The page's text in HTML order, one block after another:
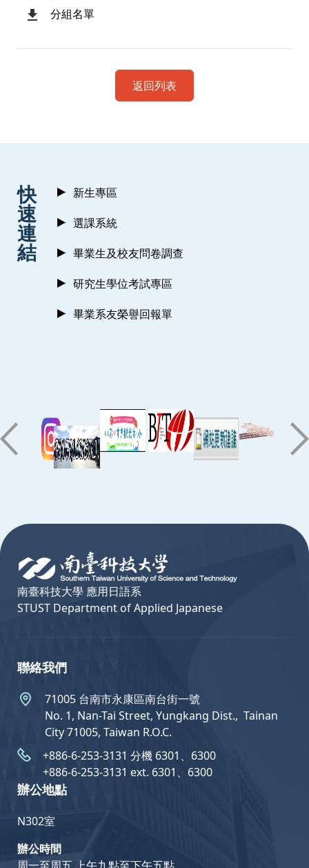
分組名單
返回列表
快
速
連
結
新生專區
選課系統
畢業生及校友問卷調查
研究生學位考試專區
畢業系友榮譽回報單
南臺科技大學 應用日語系
STUST Department of Applied Japanese
聯絡我們
71005 台南市永康區南台街一號
No. 1, Nan-Tai Street, Yungkang Dist.,  Tainan
City 71005, Taiwan R.O.C.
+886-6-253-3131 分機 6301、6300
+886-6-253-3131 ext. 6301、6300
辦公地點
N302室
辦公時間